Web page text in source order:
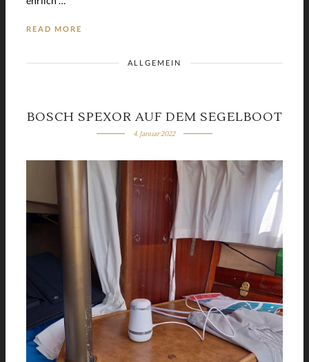
READ MORE
ALLGEMEIN
BOSCH SPEXOR AUF DEM SEGELBOOT
4. Januar 2022